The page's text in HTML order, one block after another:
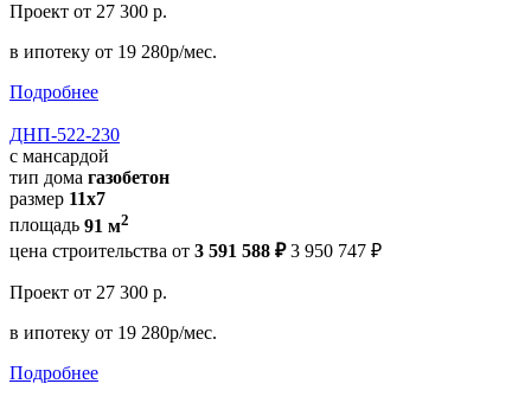
Проект от 27 300 р.
в ипотеку от 19 280р/мес.
Подробнее
ДНП-522-230
с мансардой
тип дома газобетон
размер 11x7
площадь 91 м2
цена строительства от 3 591 588 ₽ 3 950 747 ₽
Проект от 27 300 р.
в ипотеку от 19 280р/мес.
Подробнее